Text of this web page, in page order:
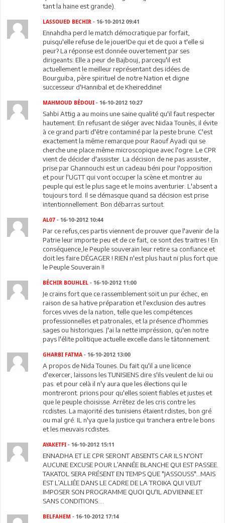
tant la haine est grande).
LASSOUED BECHIR - 16-10-2012 09:41
Ennahdha perd le match démocratique par forfait,
puisqu'elle refuse de le jouer!De qui et de quoi a t'elle si
peur? La réponse est donnée ouvertement par ses
dirigeants: Elle a peur de Bajbouj, parcequ'il est
actuellement le meilleur représentant des idées de
Bourguiba, père spirituel de notre Nation et digne
successeur d'Hannibal et de Kheireddine!
MAHMOUD BÉDOUI - 16-10-2012 10:27
Sahbi Attig a au moins une saine qualité qu'il faut respecter
hautement. En refusant de siéger avec Nidaa Tounès, il évite
à ce grand parti d'être contaminé par la peste brune. C'est
exactement la même remarque pour Raouf Ayadi qui se
cherche une place même microscopique avec l'ogre. Le CPR
vient de décider d'assister. La décision de ne pas assister,
prise par Ghannouchi est un cadeau béni pour l'opposition
et pour l'UGTT qui vont occuper la scène et montrer au
peuple qui est le plus sage et le moins aventurier. L'absent a
toujours tord. Il se démasque quand sa décision est prise
intentionnellement. Bon débarras surtout.
AL07 - 16-10-2012 10:44
Par ce refus,ces partis viennent de prouver que l'avenir de la
Patrie leur importe peu et de ce fait, ce sont des traitres ! En
conséquence,le Peuple souverain leur retire sa confiance et
doit les faire DÉGAGER ! RIEN n'est plus haut ni plus fort que
le Peuple Souverain !!
BÉCHIR BOUHLEL - 16-10-2012 11:00
Je crains fort que ce rassemblement soit un pur échec, en
raison de sa hative préparation et l'exclusion des autres
forces vives de la nation, telle que les compétences
professionnelles et patronales, et la présence d'hommes
sages ou historiques. J'ai la nette impréssion, qu'en notre
pays l'élite politique actuelle excelle dans le tâtonnement.
GHARBI FATMA - 16-10-2012 13:00
A propos de Nida Tounes. Du fait qu'il a une licence
d'exercer, laissons les TUNISIENS dire s'ils veulent de lui ou
pas. et pour celà il n'y aura que les élections qui le
montreront. prions pour qu'elles soient fiables et justes et
que le peuple choisisse. Arrêtez de les cris contre les
rcdistes. La majorité des tunisiens étaient rdistes, bon gré
ou mal gré. IL n'ya que la justice qui tranchera entre le bons
et les meuvais rcdistes.
AYAKETFI - 16-10-2012 15:11
ENNADHA ET LE CPR SERONT ABSENTS CAR ILS N'ONT
AUCUNE EXCUSE POUR L’ANNÉE BLANCHE QUI EST PASSEE.
TAKATOL SERA PRÉSENT EN TEMPS QUE "JASSOUSS"...MAIS
EST L’ALLIÉE DANS LE CADRE DE LA TROIKA QUI VEUT
IMPOSER SON PROGRAMME QUOI QU'IL ADVIENNE ET
SANS CONDITIONS....
BELFAHEM - 16-10-2012 17:14